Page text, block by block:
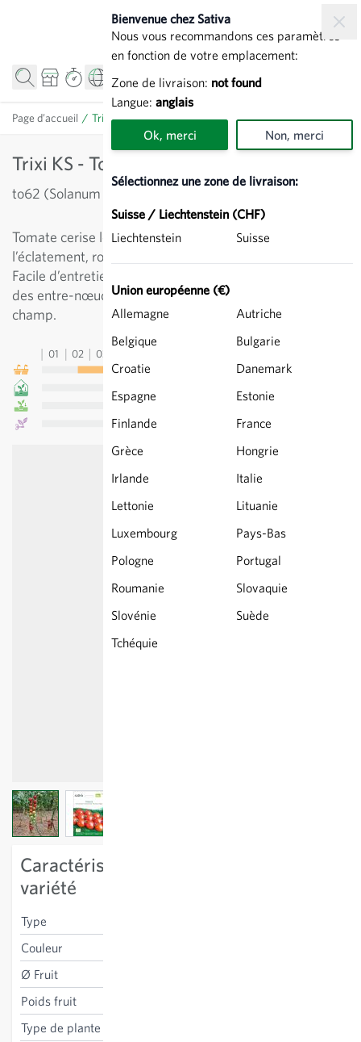
Bienvenue chez Sativa
Nous vous recommandons ces paramètres
en fonction de votre emplacement:
Zone de livraison: not found
Langue: anglais
Ok, merci Non, merci
Sélectionnez une zone de livraison:
Suisse / Liechtenstein (CHF)
Liechtenstein
Suisse
Union européenne (€)
Allemagne
Autriche
Belgique
Bulgarie
Croatie
Danemark
Espagne
Estonie
Finlande
France
Grèce
Hongrie
Irlande
Italie
Lettonie
Lituanie
Luxembourg
Pays-Bas
Pologne
Portugal
Roumanie
Slovaquie
Slovénie
Suède
Tchéquie
Page d’accueil / Trixi KS - Tomate cerise
Trixi KS - Tomate cerise
to62 (Solanum lycopersicum)
Tomate cerise légèrement ovale, résistante à
l’éclatement, rouge lumineux à saveur sucrée excellente.
Facile d’entretien grâce à une structure végétale fine et à
des entre-nœuds courts. Adaptée à la culture en plein
champ.
01 02 03
View larger imageView larger image
Caractéristiques spécifiques à la
variété
Type
Couleur
Ø Fruit
Poids fruit
Type de plante